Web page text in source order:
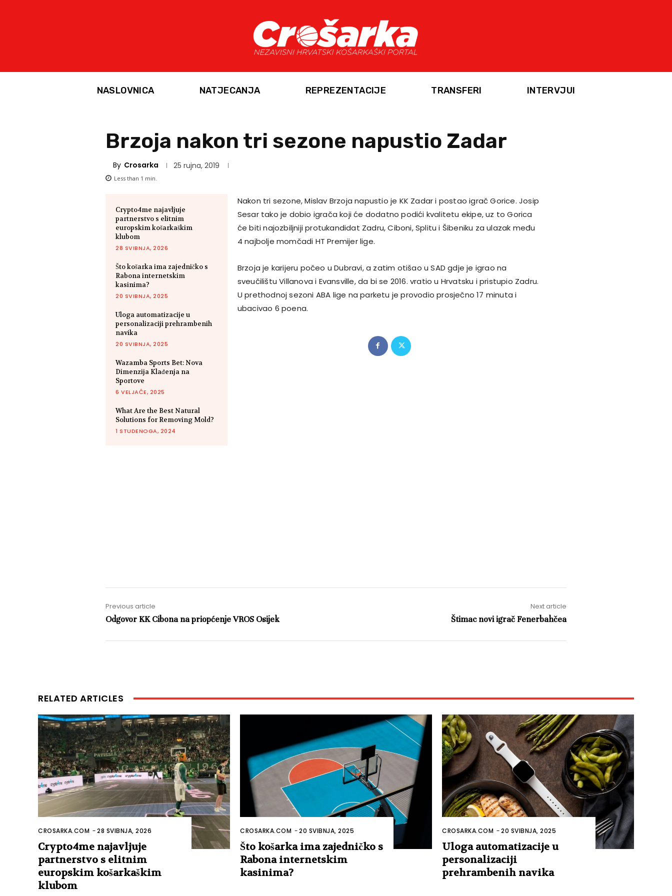
NASLOVNICA NATJECANJA REPREZENTACIJE TRANSFERI INTERVJUI
Brzoja nakon tri sezone napustio Zadar
By Crosarka 25 rujna, 2019
Less than 1 min.
Crypto4me najavljuje
partnerstvo s elitnim
europskim košarkaškim
klubom
28 SVIBNJA, 2026
Što košarka ima zajedničko s
Rabona internetskim
kasinima?
20 SVIBNJA, 2025
Uloga automatizacije u
personalizaciji prehrambenih
navika
20 SVIBNJA, 2025
Wazamba Sports Bet: Nova
Dimenzija Klađenja na
Sportove
6 VELJAČE, 2025
What Are the Best Natural
Solutions for Removing Mold?
1 STUDENOGA, 2024
Nakon tri sezone, Mislav Brzoja napustio je KK Zadar i postao igrač Gorice. Josip
Sesar tako je dobio igrača koji će dodatno podići kvalitetu ekipe, uz to Gorica
će biti najozbiljniji protukandidat Zadru, Ciboni, Splitu i Šibeniku za ulazak među
4 najbolje momčadi HT Premijer lige.
Brzoja je karijeru počeo u Dubravi, a zatim otišao u SAD gdje je igrao na
sveučilištu Villanova i Evansville, da bi se 2016. vratio u Hrvatsku i pristupio Zadru.
U prethodnoj sezoni ABA lige na parketu je provodio prosječno 17 minuta i
ubacivao 6 poena.
Previous article
Odgovor KK Cibona na priopćenje VROS Osijek
Next article
Štimac novi igrač Fenerbahčea
RELATED ARTICLES
CROSARKA.COM -28 SVIBNJA, 2026
Crypto4me najavljuje
partnerstvo s elitnim
europskim košarkaškim
klubom
CROSARKA.COM -20 SVIBNJA, 2025
Što košarka ima zajedničko s
Rabona internetskim
kasinima?
CROSARKA.COM -20 SVIBNJA, 2025
Uloga automatizacije u
personalizaciji
prehrambenih navika